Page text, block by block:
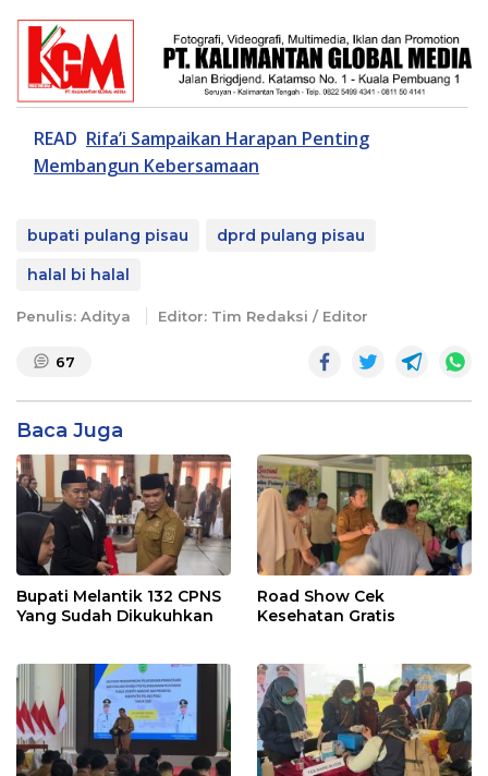
READ Rifa’i Sampaikan Harapan Penting
Membangun Kebersamaan
bupati pulang pisau
dprd pulang pisau
halal bi halal
Penulis: Aditya Editor: Tim Redaksi / Editor
67
Baca Juga
Bupati Melantik 132 CPNS
Yang Sudah Dikukuhkan
Road Show Cek
Kesehatan Gratis